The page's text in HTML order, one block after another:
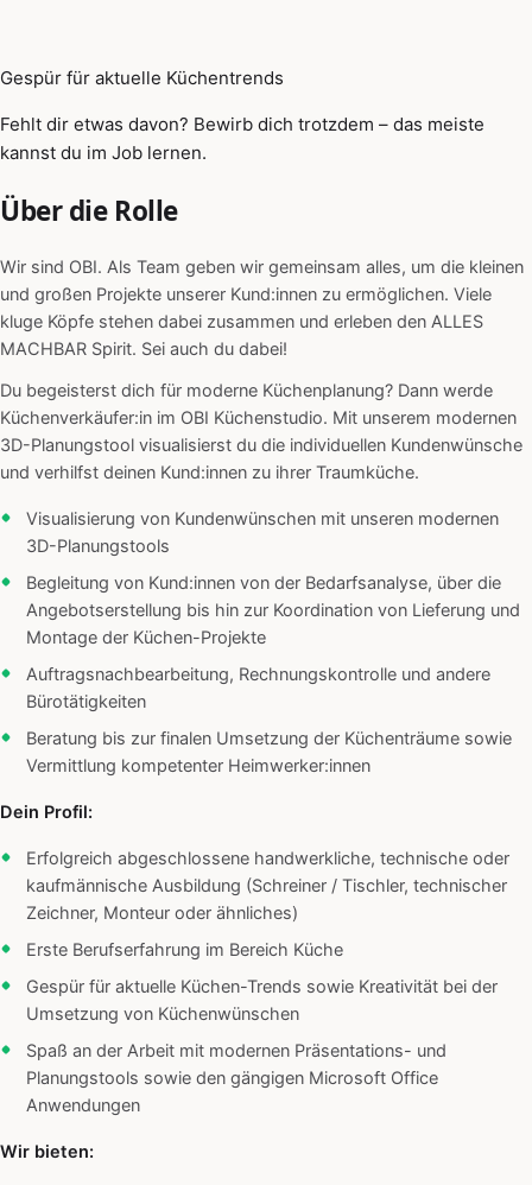
Gespür für aktuelle Küchentrends
Fehlt dir etwas davon? Bewirb dich trotzdem – das meiste
kannst du im Job lernen.
Über die Rolle
Wir sind OBI. Als Team geben wir gemeinsam alles, um die kleinen
und großen Projekte unserer Kund:innen zu ermöglichen. Viele
kluge Köpfe stehen dabei zusammen und erleben den ALLES
MACHBAR Spirit. Sei auch du dabei!
Du begeisterst dich für moderne Küchenplanung? Dann werde
Küchenverkäufer:in im OBI Küchenstudio. Mit unserem modernen
3D-Planungstool visualisierst du die individuellen Kundenwünsche
und verhilfst deinen Kund:innen zu ihrer Traumküche.
Visualisierung von Kundenwünschen mit unseren modernen
3D-Planungstools
Begleitung von Kund:innen von der Bedarfsanalyse, über die
Angebotserstellung bis hin zur Koordination von Lieferung und
Montage der Küchen-Projekte
Auftragsnachbearbeitung, Rechnungskontrolle und andere
Bürotätigkeiten
Beratung bis zur finalen Umsetzung der Küchenträume sowie
Vermittlung kompetenter Heimwerker:innen
Dein Profil:
Erfolgreich abgeschlossene handwerkliche, technische oder
kaufmännische Ausbildung (Schreiner / Tischler, technischer
Zeichner, Monteur oder ähnliches)
Erste Berufserfahrung im Bereich Küche
Gespür für aktuelle Küchen-Trends sowie Kreativität bei der
Umsetzung von Küchenwünschen
Spaß an der Arbeit mit modernen Präsentations- und
Planungstools sowie den gängigen Microsoft Office
Anwendungen
Wir bieten: